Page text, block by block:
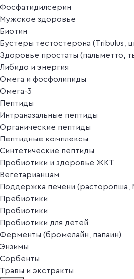
Фосфатидилсерин
Мужское здоровье
Биотин
Бустеры тестостерона (Tribulus,
Здоровье простаты (пальметто,
Либидо и энергия
Омега и фосфолипиды
Омега-3
Пептиды
Интраназальные пептиды
Органические пептиды
Пептидные комплексы
Синтетические пептиды
Пробиотики и здоровье ЖКТ
Вегетарианцам
Поддержка печени (расторопша,
Пребиотики
Пробиотики
Пробиотики для детей
Ферменты (бромелайн, папаин)
Энзимы
Сорбенты
Травы и экстракты